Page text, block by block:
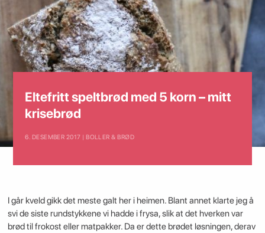
Eltefritt speltbrød med 5 korn – mitt
krisebrød
6. DESEMBER 2017 | BOLLER & BRØD
I går kveld gikk det meste galt her i heimen. Blant annet klarte jeg å
svi de siste rundstykkene vi hadde i frysa, slik at det hverken var
brød til frokost eller matpakker. Da er dette brødet løsningen, derav